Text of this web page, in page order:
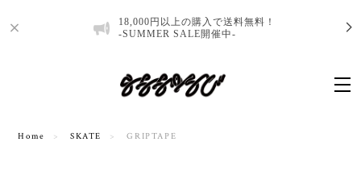
18,000円以上の購入で送料無料！
-SUMMER SALE開催中-
Home SKATE GRIPTAPE